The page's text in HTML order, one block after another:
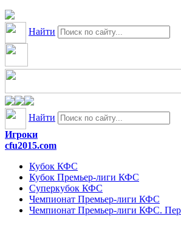
Найти
Найти
Игроки
cfu2015.com
Кубок КФС
Кубок Премьер-лиги КФС
Суперкубок КФС
Чемпионат Премьер-лиги КФС
Чемпионат Премьер-лиги КФС.